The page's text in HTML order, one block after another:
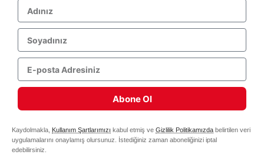
Abone Ol
Kaydolmakla, Kullanım Şartlarımızı kabul etmiş ve Gizlilik Politikamızda belirtilen veri
uygulamalarını onaylamış olursunuz. İstediğiniz zaman aboneliğinizi iptal
edebilirsiniz.